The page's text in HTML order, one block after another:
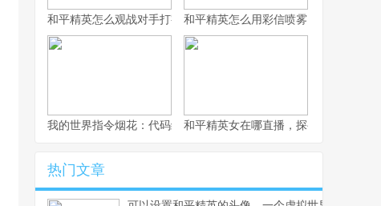
和平精英怎么观战对手打字之战术观察与交流艺术，副标题观战中
和平精英怎么用彩信喷雾，战术迷雾中
我的世界指令烟花：代码编织的夜空盛宴和平精英女在哪直播，探寻顶尖女玩家
热门文章